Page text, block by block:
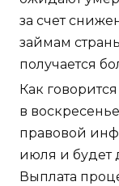
за счет
займам
получается
Как
в
правовой
июля и будет
Выплата